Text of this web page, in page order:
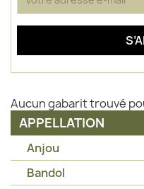
Aucun gabarit trouvé
APPELLATION
Anjou
Bandol